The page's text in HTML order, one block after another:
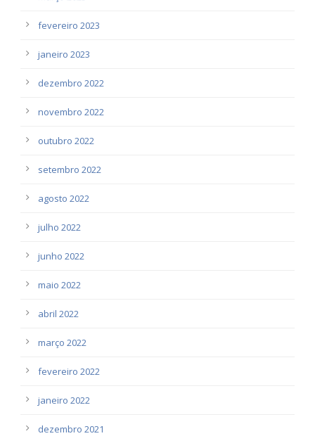
fevereiro 2023
janeiro 2023
dezembro 2022
novembro 2022
outubro 2022
setembro 2022
agosto 2022
julho 2022
junho 2022
maio 2022
abril 2022
março 2022
fevereiro 2022
janeiro 2022
dezembro 2021